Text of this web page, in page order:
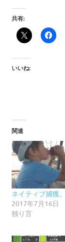
共有:
いいね:
関連
ネイティブ捕獲。
2017年7月16日
独り言